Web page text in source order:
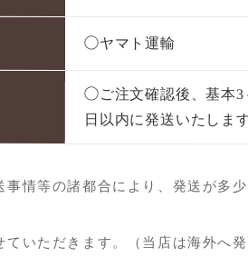
◯ヤマト運輸
◯ご注文確認後、基本3
日以内に発送いたします
情等の諸都合により、発送が多
いただきます。（当店は海外へ発